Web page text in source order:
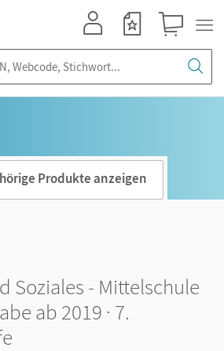
Produkte anzeigen
Soziales - Mittelschule
ab 2019 · 7.